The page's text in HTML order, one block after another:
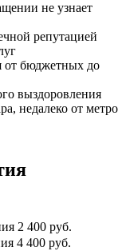
не узнает
репутацией
от бюджетных до
выздоровления
недалеко от метро
2 400 руб.
4 400 руб.